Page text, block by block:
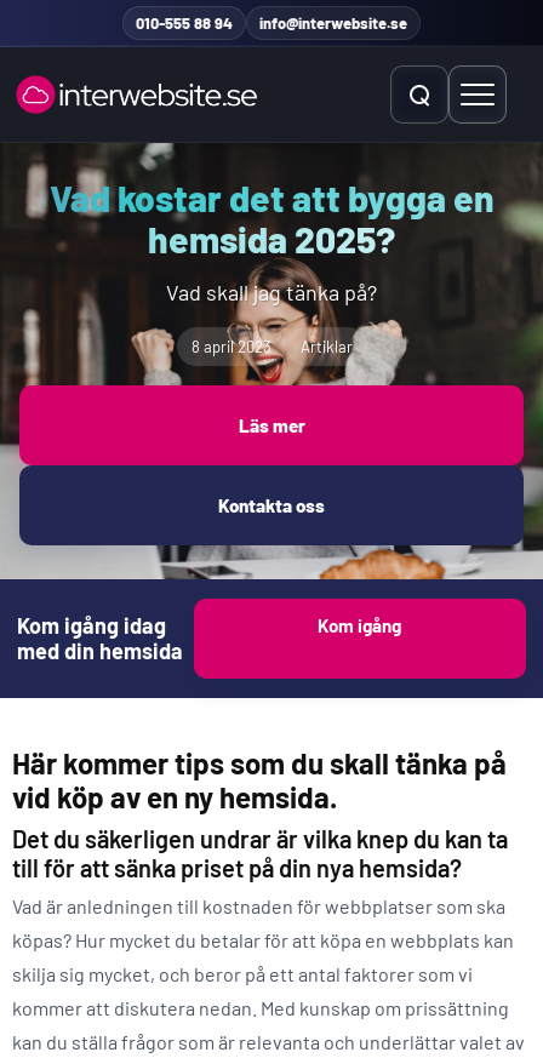
Hoppa till innehåll010-555 88 94 info@interwebsite.se
Öppna sökÖppna
Sök på hela sidan
Sök efter:
Vad kostar det att bygga en
hemsida 2025?
Vad skall jag tänka på?
8 april 2023 Artiklar
Läs mer
Kontakta oss
Kom igång idag
med din hemsida
Kom igång
Här kommer tips som du skall tänka på
vid köp av en ny hemsida.
Det du säkerligen undrar är vilka knep du kan ta
till för att sänka priset på din nya hemsida?
Vad är anledningen till kostnaden för webbplatser som ska
köpas? Hur mycket du betalar för att köpa en webbplats kan
skilja sig mycket, och beror på ett antal faktorer som vi
kommer att diskutera nedan. Med kunskap om prissättning
kan du ställa frågor som är relevanta och underlättar valet av